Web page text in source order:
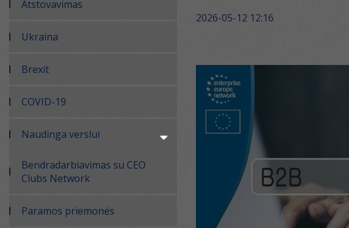
Atstovavimas
Ukraina
Brexit
COVID-19
Naudinga verslui
Bendradarbiavimas su CEO
Clubs Network
Paramos priemonės
2026-05-12 12:16